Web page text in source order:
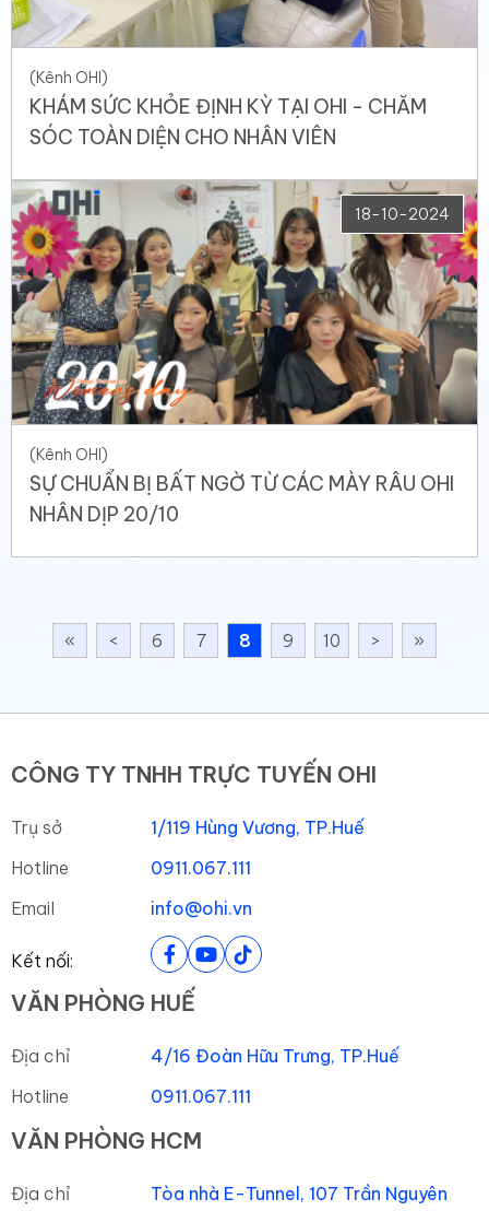
(Kênh OHI)
KHÁM SỨC KHỎE ĐỊNH KỲ TẠI OHI - CHĂM
SÓC TOÀN DIỆN CHO NHÂN VIÊN
18-10-2024
(Kênh OHI)
SỰ CHUẨN BỊ BẤT NGỜ TỪ CÁC MÀY RÂU OHI
NHÂN DỊP 20/10
« < 6 7 8 9 10 > »
CÔNG TY TNHH TRỰC TUYẾN OHI
Trụ sở
1/119 Hùng Vương, TP.Huế
Hotline
0911.067.111
Email
info@ohi.vn
Kết nối:
VĂN PHÒNG HUẾ
Địa chỉ
4/16 Đoàn Hữu Trưng, TP.Huế
Hotline
0911.067.111
VĂN PHÒNG HCM
Địa chỉ
Tòa nhà E-Tunnel, 107 Trần Nguyên